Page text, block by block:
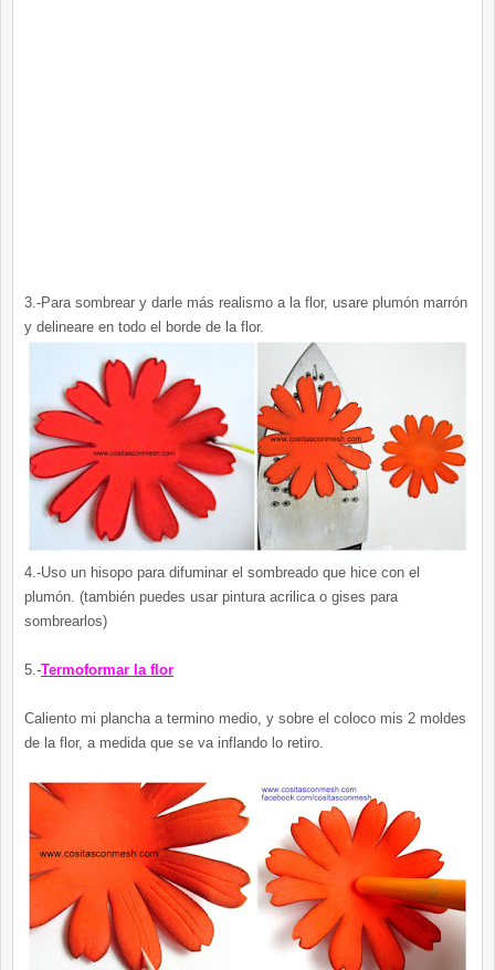
3.-Para sombrear y darle más realismo a la flor, usare plumón marrón
y delineare en todo el borde de la flor.
4.-Uso un hisopo para difuminar el sombreado que hice con el
plumón. (también puedes usar pintura acrilica o gises para
sombrearlos)
5.-Termoformar la flor
Caliento mi plancha a termino medio, y sobre el coloco mis 2 moldes
de la flor, a medida que se va inflando lo retiro.